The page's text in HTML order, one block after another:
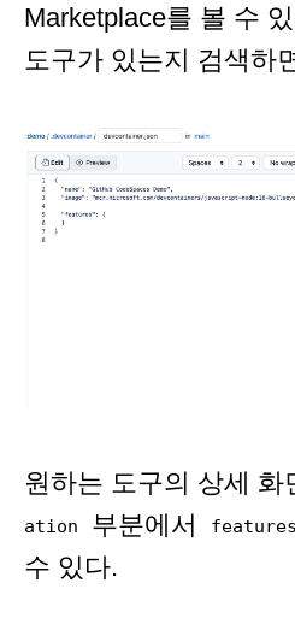
Marketplace를 볼 수
도구가 있는지 검색하
원하는 도구의 상세 화
ation
부분에서 features
수 있다.